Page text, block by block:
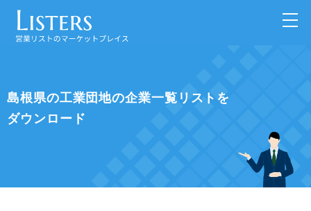
島根県の工業団地の企業一覧リストを
ダウンロード